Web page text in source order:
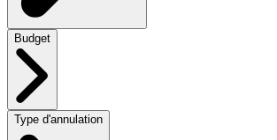
Budget
Type d'annulation